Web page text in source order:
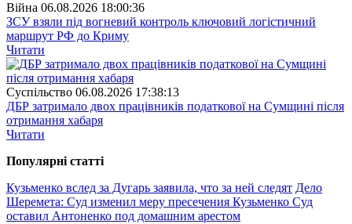
Війна 06.08.2026 18:00:36
ЗСУ взяли під вогневий контроль ключовий логістичний
маршрут РФ до Криму
Читати
Суспiльство 06.08.2026 17:38:13
ДБР затримало двох працівників податкової на Сумщині після
отримання хабаря
Читати
Популярнi статтi
Кузьменко вслед за Дугарь заявила, что за ней следят Дело
Шеремета: Суд изменил меру пресечения Кузьменко Суд
оставил Антоненко под домашним арестом